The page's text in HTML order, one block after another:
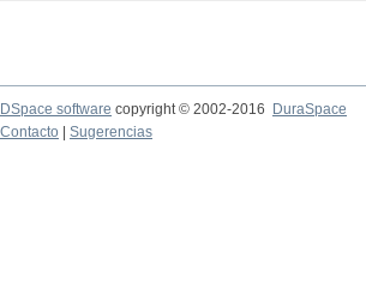
DSpace software copyright © 2002-2016
DuraSpace
Contacto
Sugerencias